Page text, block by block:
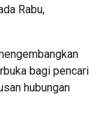
Rabu,
bagi pencari
hubungan